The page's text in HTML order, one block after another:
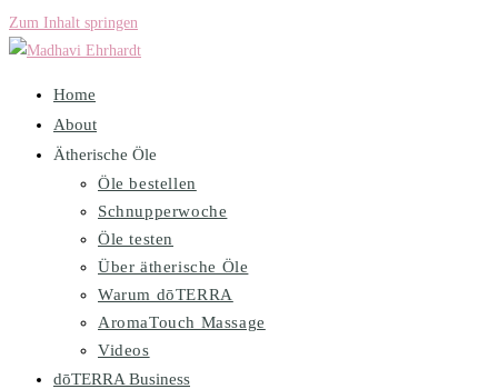
Zum Inhalt springen
Home
About
Ätherische Öle
Öle bestellen
Schnupperwoche
Öle testen
Über ätherische Öle
Warum dōTERRA
AromaTouch Massage
Videos
dōTERRA Business